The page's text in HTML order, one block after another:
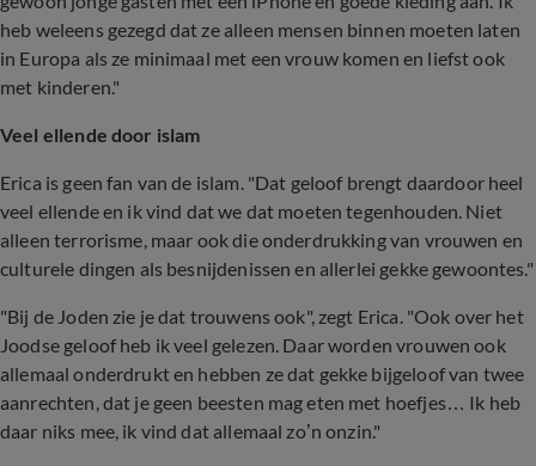
heb weleens gezegd dat ze alleen mensen binnen moeten laten
in Europa als ze minimaal met een vrouw komen en liefst ook
met kinderen."
Veel ellende door islam
Erica is geen fan van de islam. "Dat geloof brengt daardoor heel
veel ellende en ik vind dat we dat moeten tegenhouden. Niet
alleen terrorisme, maar ook die onderdrukking van vrouwen en
culturele dingen als besnijdenissen en allerlei gekke gewoontes."
"Bij de Joden zie je dat trouwens ook", zegt Erica. "Ook over het
Joodse geloof heb ik veel gelezen. Daar worden vrouwen ook
allemaal onderdrukt en hebben ze dat gekke bijgeloof van twee
aanrechten, dat je geen beesten mag eten met hoefjes… Ik heb
daar niks mee, ik vind dat allemaal zo’n onzin."